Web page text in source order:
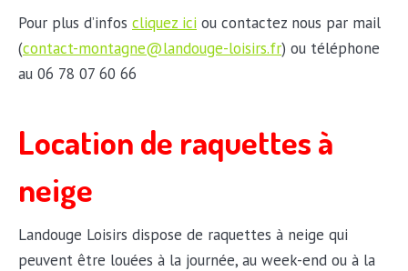
Pour plus d’infos cliquez ici ou contactez nous par mail
(contact-montagne@landouge-loisirs.fr) ou téléphone
au 06 78 07 60 66
Location de raquettes à
neige
Landouge Loisirs dispose de raquettes à neige qui
peuvent être louées à la journée, au week-end ou à la